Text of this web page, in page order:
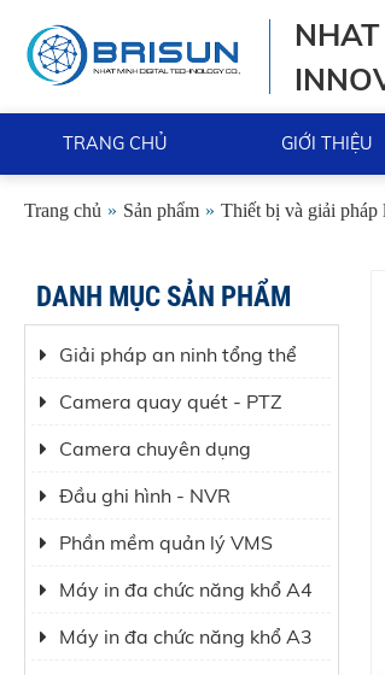
TRANG CHỦ GIỚI THIỆU
Trang chủ » Sản phẩm » Thiết bị và giải pháp
DANH MỤC SẢN PHẨM
Giải pháp an ninh tổng thể
Camera quay quét - PTZ
Camera chuyên dụng
Đầu ghi hình - NVR
Phần mềm quản lý VMS
Máy in đa chức năng khổ A4
Máy in đa chức năng khổ A3